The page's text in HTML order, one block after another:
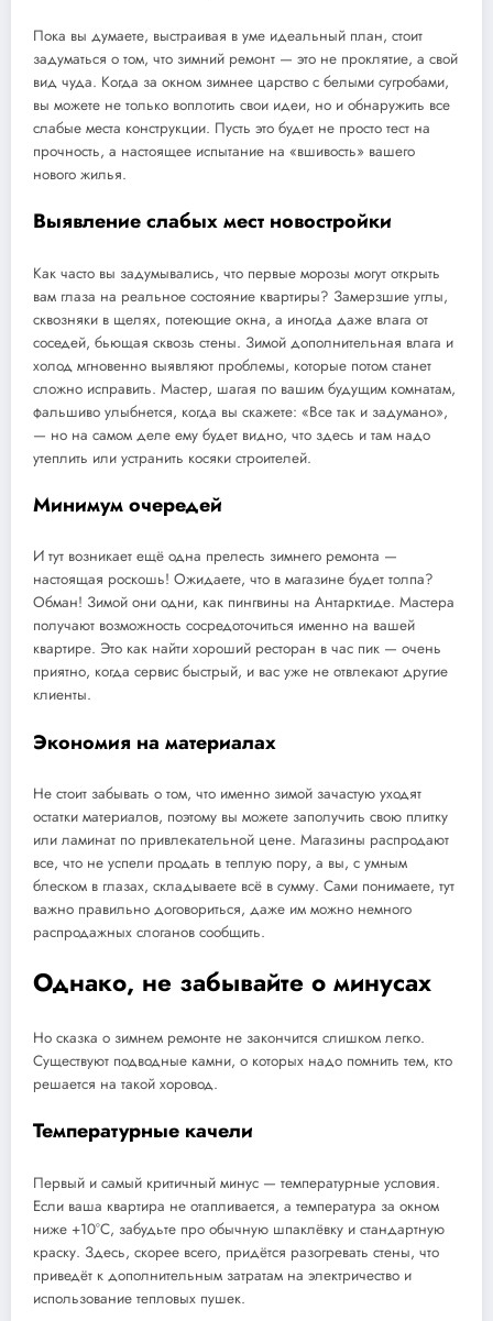
Пока вы думаете, выстраивая в уме идеальный план, стоит
задуматься о том, что зимний ремонт — это не проклятие, а свой
вид чуда. Когда за окном зимнее царство с белыми сугробами,
вы можете не только воплотить свои идеи, но и обнаружить все
слабые места конструкции. Пусть это будет не просто тест на
прочность, а настоящее испытание на «вшивость» вашего
нового жилья.
Выявление слабых мест новостройки
Как часто вы задумывались, что первые морозы могут открыть
вам глаза на реальное состояние квартиры? Замерзшие углы,
сквозняки в щелях, потеющие окна, а иногда даже влага от
соседей, бьющая сквозь стены. Зимой дополнительная влага и
холод мгновенно выявляют проблемы, которые потом станет
сложно исправить. Мастер, шагая по вашим будущим комнатам,
фальшиво улыбнется, когда вы скажете: «Все так и задумано»,
— но на самом деле ему будет видно, что здесь и там надо
утеплить или устранить косяки строителей.
Минимум очередей
И тут возникает ещё одна прелесть зимнего ремонта —
настоящая роскошь! Ожидаете, что в магазине будет толпа?
Обман! Зимой они одни, как пингвины на Антарктиде. Мастера
получают возможность сосредоточиться именно на вашей
квартире. Это как найти хороший ресторан в час пик — очень
приятно, когда сервис быстрый, и вас уже не отвлекают другие
клиенты.
Экономия на материалах
Не стоит забывать о том, что именно зимой зачастую уходят
остатки материалов, поэтому вы можете заполучить свою плитку
или ламинат по привлекательной цене. Магазины распродают
все, что не успели продать в теплую пору, а вы, с умным
блеском в глазах, складываете всё в сумму. Сами понимаете, тут
важно правильно договориться, даже им можно немного
распродажных слоганов сообщить.
Однако, не забывайте о минусах
Но сказка о зимнем ремонте не закончится слишком легко.
Существуют подводные камни, о которых надо помнить тем, кто
решается на такой хоровод.
Температурные качели
Первый и самый критичный минус — температурные условия.
Если ваша квартира не отапливается, а температура за окном
ниже +10°C, забудьте про обычную шпаклёвку и стандартную
краску. Здесь, скорее всего, придётся разогревать стены, что
приведёт к дополнительным затратам на электричество и
использование тепловых пушек.